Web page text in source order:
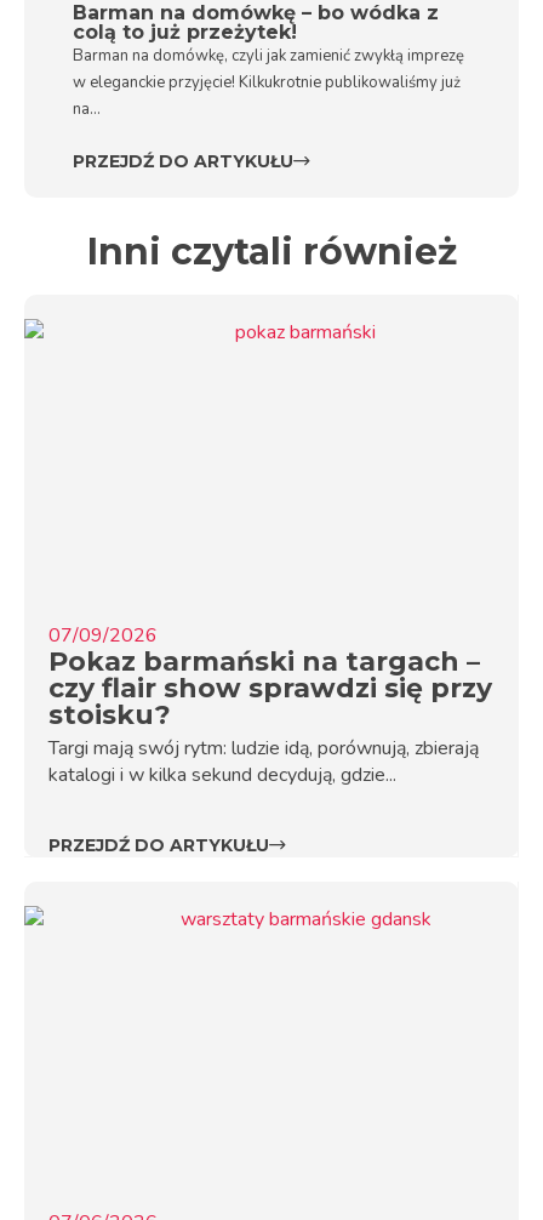
Barman na domówkę – bo wódka z
colą to już przeżytek!
Barman na domówkę, czyli jak zamienić zwykłą imprezę
w eleganckie przyjęcie! Kilkukrotnie publikowaliśmy już
na...
PRZEJDŹ DO ARTYKUŁU
Inni czytali również
07/09/2026
Pokaz barmański na targach –
czy flair show sprawdzi się przy
stoisku?
Targi mają swój rytm: ludzie idą, porównują, zbierają
katalogi i w kilka sekund decydują, gdzie...
PRZEJDŹ DO ARTYKUŁU